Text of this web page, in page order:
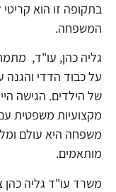
בתקופה זו הוא
המשפחה.
גליה כהן, עו"ד,
על כבוד הדדי
של הילדים. הגישה
מקצועיות משפטית
משפחה היא עולם
מותאמים.
משרד עו"ד גליה כהן